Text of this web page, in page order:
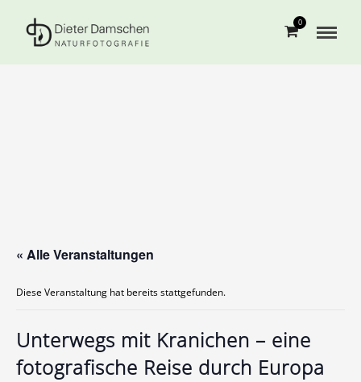
0
« Alle Veranstaltungen
Diese Veranstaltung hat bereits stattgefunden.
Unterwegs mit Kranichen – eine
fotografische Reise durch Europa